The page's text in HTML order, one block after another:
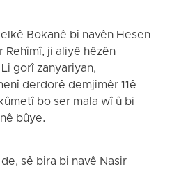
Bokanê bi navên Hesen
Rehîmî, ji aliyê hêzên
gorî zanyariyan,
derdorê demjimêr 11ê
bo ser mala wî û bi
bûye.
sê bira bi navê Nasir